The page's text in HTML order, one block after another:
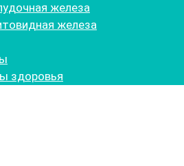
железа
железа
здоровья